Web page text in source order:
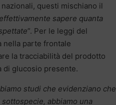
questi mischiano il
sapere quanta
”. Per le leggi del
nella parte frontale
la tracciabilità del prodotto
di glucosio presente.
studi che evidenziano che
abbiamo una